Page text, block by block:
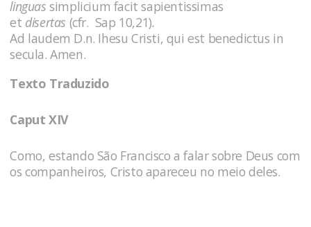
linguassimplicium facit sapientissimas
et disertas (cfr. Sap 10,21).
Ad laudem D.n. Ihesu Cristi, qui est benedictus in
secula. Amen.
Texto Traduzido
Caput XIV
Como, estando São Francisco a falar sobre Deus com
os companheiros, Cristo apareceu no meio deles.